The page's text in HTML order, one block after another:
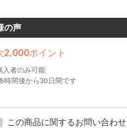
の声
2,000ポイント
者のみ可能
時間後から30日間です
この商品に関するお問い合わせ